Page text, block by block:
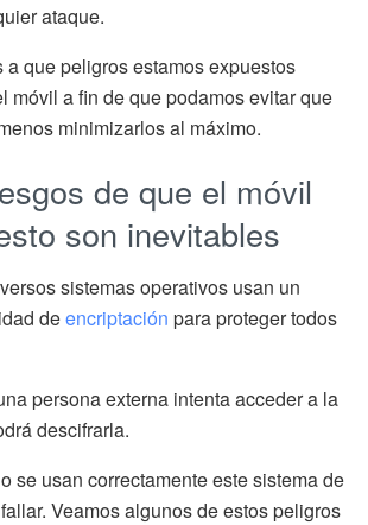
ataque.
a que peligros estamos expuestos
móvil a fin de que podamos evitar que
minimizarlos al máximo.
de que el móvil
son inevitables
sistemas operativos usan un
deencriptación para proteger todos
persona externa intenta acceder a la
descifrarla.
se usan correctamente este sistema de
Veamos algunos de estos peligros